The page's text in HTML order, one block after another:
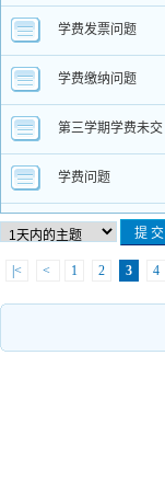
学费发票问题
学费缴纳问题
第三学期学费未交
学费问题
|< < 1 2 3 4